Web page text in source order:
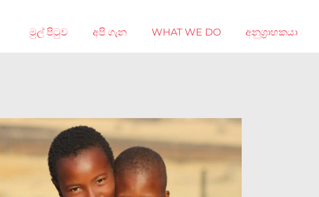
මුල් පිටුව අපි ගැන WHAT WE DO අනුග්‍රාහකයා